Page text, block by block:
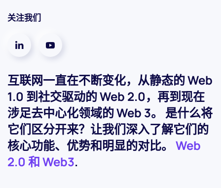
关注我们
互联网一直在不断变化，从静态的 Web
1.0 到社交驱动的 Web 2.0，再到现在
涉足去中心化领域的 Web 3。 是什么将
它们区分开来？让我们深入了解它们的
核心功能、优势和明显的对比。 Web
2.0 和 Web3.